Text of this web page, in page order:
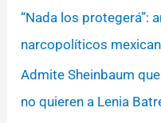
“Nada los protegerá”:
narcopolíticos
Admite Sheinbaum
no quieren a Lenia